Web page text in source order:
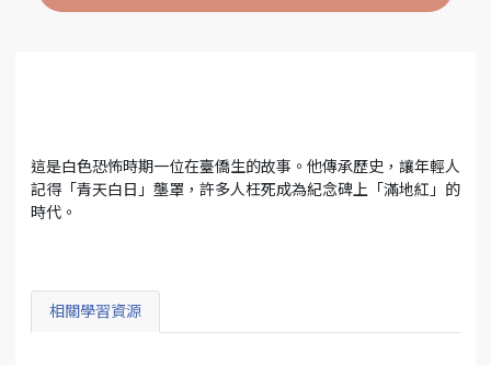
這是白色恐怖時期一位在臺僑生的故事。他傳承歷史，讓年輕人
記得「青天白日」壟罩，許多人枉死成為紀念碑上「滿地紅」的
時代。
相關學習資源